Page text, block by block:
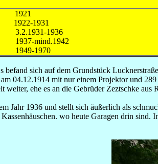
1931
1936
mind.1942
1970
sich auf dem Grundstück
04.12.1914 mit nur einem Projektor und
ehe es an die Gebrüder Zeztschke
Jahr 1936 und stellt sich äußerlich als
wo heute Garagen drin sind.